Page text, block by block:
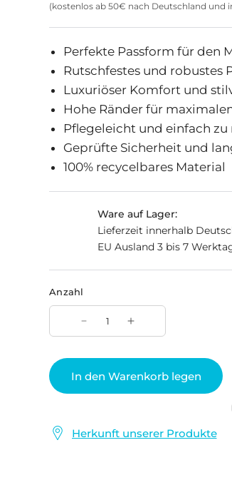
(kostenlos ab 50€ nach Deutschland und
Perfekte Passform für den
Rutschfestes und robustes
Luxuriöser Komfort und
Hohe Ränder für
Pflegeleicht und einfach zu
Geprüfte Sicherheit und
100% recycelbares Material
Ware auf Lager:
Lieferzeit innerhalb
EU Ausland 3 bis 7
Anzahl
In den Warenkorb legen
Herkunft unserer Produkte